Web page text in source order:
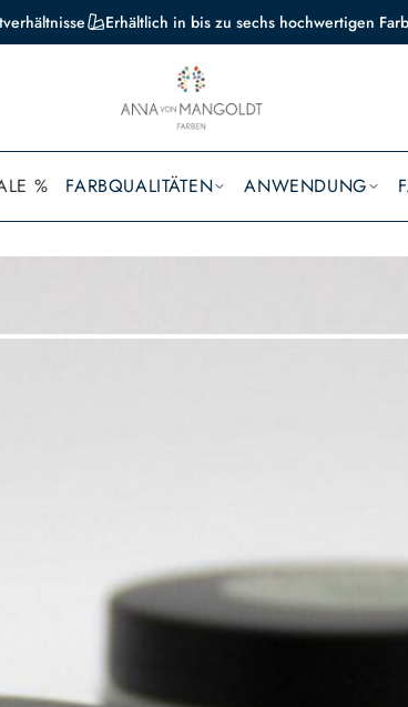
Erhältlich in bis zu sechs hochwertigen
% FARBQUALITÄTEN ANWENDUNG